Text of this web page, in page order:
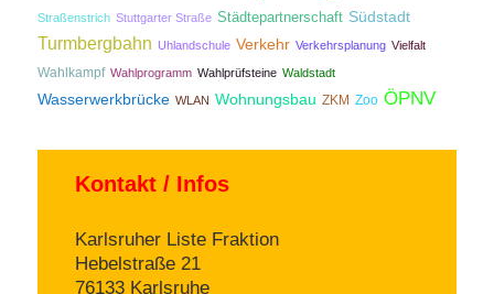
Straßenstrich Stuttgarter Straße Städtepartnerschaft Südstadt
Turmbergbahn Uhlandschule Verkehr Verkehrsplanung Vielfalt
Wahlkampf Wahlprogramm Wahlprüfsteine Waldstadt
Wasserwerkbrücke WLAN Wohnungsbau ZKM Zoo ÖPNV
Kontakt / Infos
Karlsruher Liste Fraktion
Hebelstraße 21
76133 Karlsruhe